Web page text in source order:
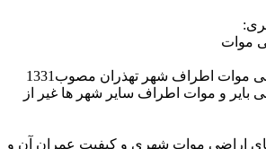
موات
بایر و موات اطراف سایر شهر ها غیر از
های اراضی موات شهری و کیفیت عمران آن و